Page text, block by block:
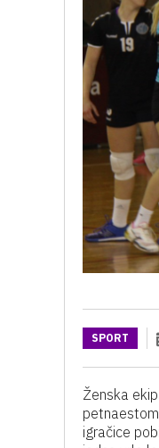
SPORT
Ženska
igračice